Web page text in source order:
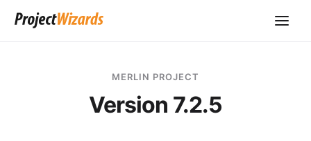
MERLIN PROJECT
Version 7.2.5